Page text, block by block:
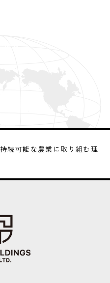
持続可能な農業に取り組む理